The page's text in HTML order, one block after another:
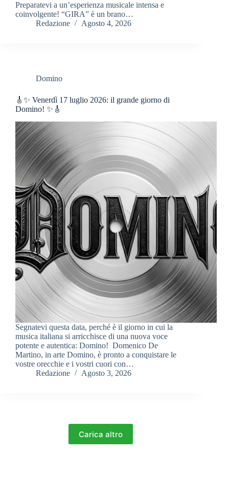
Preparatevi a un’esperienza musicale intensa e
coinvolgente! “GIRA” è un brano…
Redazione
Agosto 4, 2026
Domino
🎸✨ Venerdì 17 luglio 2026: il grande giorno di
Domino! ✨🎸
Segnatevi questa data, perché è il giorno in cui la
musica italiana si arricchisce di una nuova voce
potente e autentica: Domino! Domenico De
Martino, in arte Domino, è pronto a conquistare le
vostre orecchie e i vostri cuori con…
Redazione
Agosto 3, 2026
Carica altro